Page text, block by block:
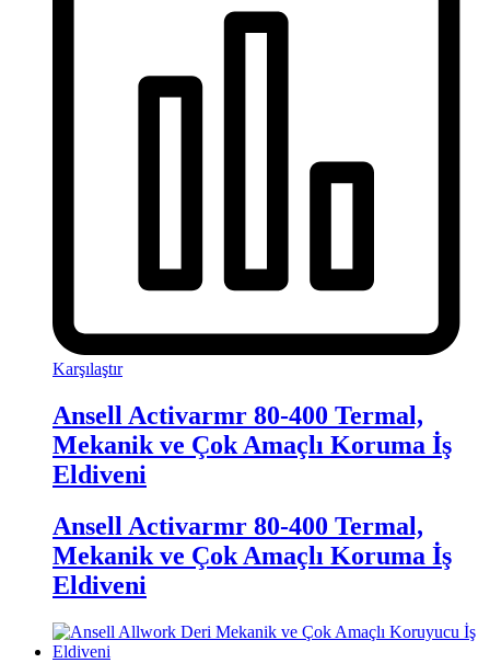
Karşılaştır
Ansell Activarmr 80-400 Termal,
Mekanik ve Çok Amaçlı Koruma İş
Eldiveni
Ansell Activarmr 80-400 Termal,
Mekanik ve Çok Amaçlı Koruma İş
Eldiveni